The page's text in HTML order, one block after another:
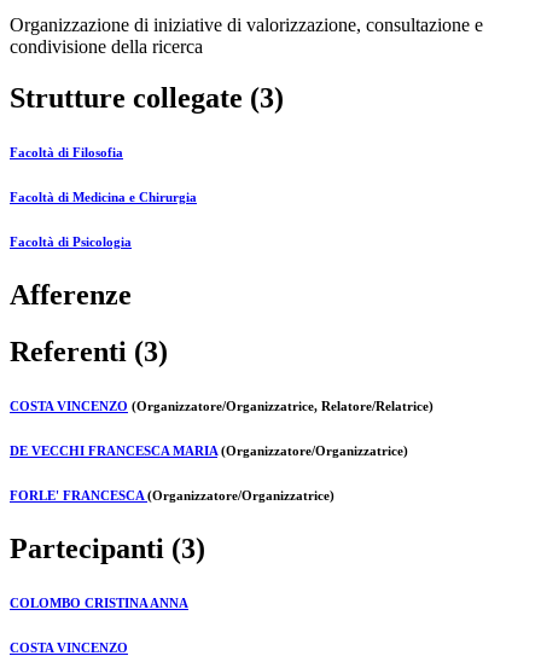
Organizzazione di iniziative di valorizzazione, consultazione e
condivisione della ricerca
Strutture collegate (3)
Facoltà di Filosofia
Facoltà di Medicina e Chirurgia
Facoltà di Psicologia
Afferenze
Referenti (3)
COSTA VINCENZO (Organizzatore/Organizzatrice, Relatore/Relatrice)
DE VECCHI FRANCESCA MARIA (Organizzatore/Organizzatrice)
FORLE' FRANCESCA (Organizzatore/Organizzatrice)
Partecipanti (3)
COLOMBO CRISTINA ANNA
COSTA VINCENZO